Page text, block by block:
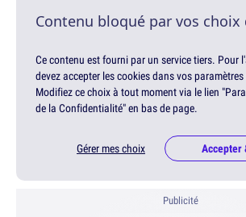
Contenu bloqué par vos choix
Ce contenu est fourni par un service tiers. Pour
devez accepter les cookies dans vos
Modifiez ce choix à tout moment via le lien
de la Confidentialité" en bas de page.
Gérer mes choix Accepter
Publicité